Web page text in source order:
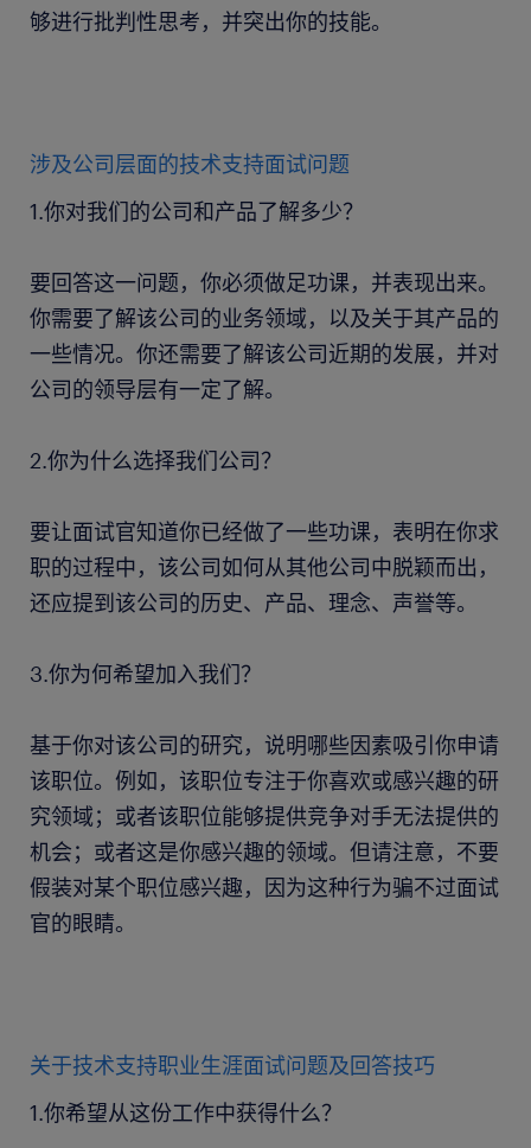
够进行批判性思考，并突出你的技能。
涉及公司层面的技术支持面试问题
1.你对我们的公司和产品了解多少？
要回答这一问题，你必须做足功课，并表现出来。
你需要了解该公司的业务领域，以及关于其产品的
一些情况。你还需要了解该公司近期的发展，并对
公司的领导层有一定了解。
2.你为什么选择我们公司？
要让面试官知道你已经做了一些功课，表明在你求
职的过程中，该公司如何从其他公司中脱颖而出，
还应提到该公司的历史、产品、理念、声誉等。
3.你为何希望加入我们？
基于你对该公司的研究，说明哪些因素吸引你申请
该职位。例如，该职位专注于你喜欢或感兴趣的研
究领域；或者该职位能够提供竞争对手无法提供的
机会；或者这是你感兴趣的领域。但请注意，不要
假装对某个职位感兴趣，因为这种行为骗不过面试
官的眼睛。
关于技术支持职业生涯面试问题及回答技巧
1.你希望从这份工作中获得什么？